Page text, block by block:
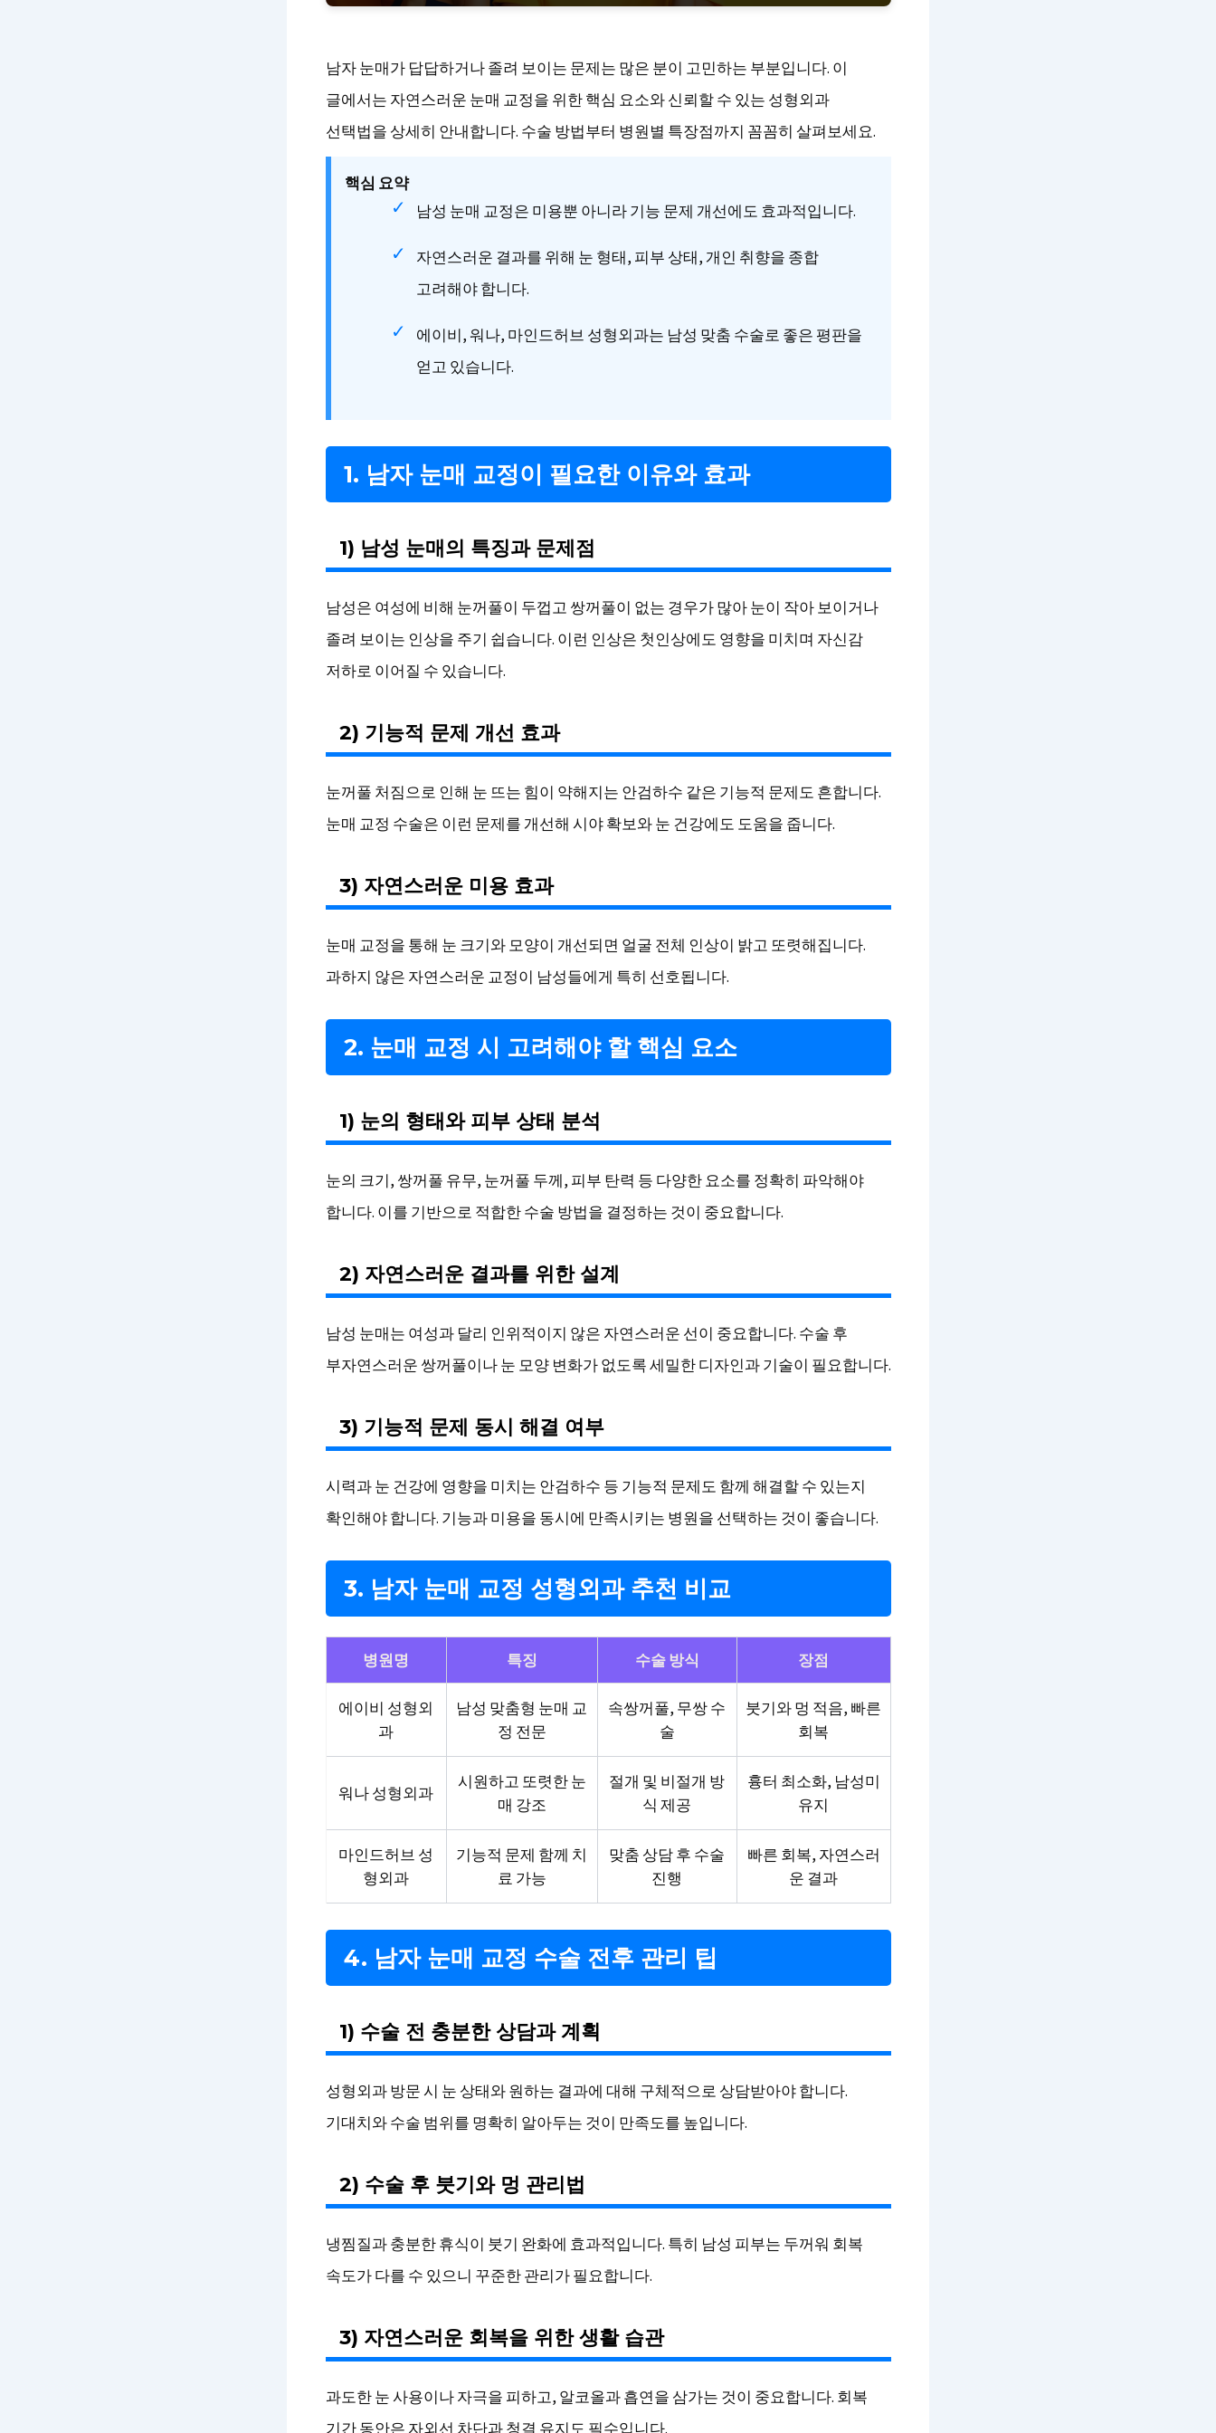
남자 눈매가 답답하거나 졸려 보이는 문제는 많은 분이 고민하는 부분입니다. 이
글에서는 자연스러운 눈매 교정을 위한 핵심 요소와 신뢰할 수 있는 성형외과
선택법을 상세히 안내합니다. 수술 방법부터 병원별 특장점까지 꼼꼼히 살펴보세요.
핵심 요약
남성 눈매 교정은 미용뿐 아니라 기능 문제 개선에도 효과적입니다.
자연스러운 결과를 위해 눈 형태, 피부 상태, 개인 취향을 종합
고려해야 합니다.
에이비, 워나, 마인드허브 성형외과는 남성 맞춤 수술로 좋은 평판을
얻고 있습니다.
1. 남자 눈매 교정이 필요한 이유와 효과
1) 남성 눈매의 특징과 문제점
남성은 여성에 비해 눈꺼풀이 두껍고 쌍꺼풀이 없는 경우가 많아 눈이 작아 보이거나
졸려 보이는 인상을 주기 쉽습니다. 이런 인상은 첫인상에도 영향을 미치며 자신감
저하로 이어질 수 있습니다.
2) 기능적 문제 개선 효과
눈꺼풀 처짐으로 인해 눈 뜨는 힘이 약해지는 안검하수 같은 기능적 문제도 흔합니다.
눈매 교정 수술은 이런 문제를 개선해 시야 확보와 눈 건강에도 도움을 줍니다.
3) 자연스러운 미용 효과
눈매 교정을 통해 눈 크기와 모양이 개선되면 얼굴 전체 인상이 밝고 또렷해집니다.
과하지 않은 자연스러운 교정이 남성들에게 특히 선호됩니다.
2. 눈매 교정 시 고려해야 할 핵심 요소
1) 눈의 형태와 피부 상태 분석
눈의 크기, 쌍꺼풀 유무, 눈꺼풀 두께, 피부 탄력 등 다양한 요소를 정확히 파악해야
합니다. 이를 기반으로 적합한 수술 방법을 결정하는 것이 중요합니다.
2) 자연스러운 결과를 위한 설계
남성 눈매는 여성과 달리 인위적이지 않은 자연스러운 선이 중요합니다. 수술 후
부자연스러운 쌍꺼풀이나 눈 모양 변화가 없도록 세밀한 디자인과 기술이 필요합니다.
3) 기능적 문제 동시 해결 여부
시력과 눈 건강에 영향을 미치는 안검하수 등 기능적 문제도 함께 해결할 수 있는지
확인해야 합니다. 기능과 미용을 동시에 만족시키는 병원을 선택하는 것이 좋습니다.
3. 남자 눈매 교정 성형외과 추천 비교
병원명 특징 수술 방식 장점
에이비 성형외
과
남성 맞춤형 눈매 교
정 전문
속쌍꺼풀, 무쌍 수
술
붓기와 멍 적음, 빠른
회복
워나 성형외과
시원하고 또렷한 눈
매 강조
절개 및 비절개 방
식 제공
흉터 최소화, 남성미
유지
마인드허브 성
형외과
기능적 문제 함께 치
료 가능
맞춤 상담 후 수술
진행
빠른 회복, 자연스러
운 결과
4. 남자 눈매 교정 수술 전후 관리 팁
1) 수술 전 충분한 상담과 계획
성형외과 방문 시 눈 상태와 원하는 결과에 대해 구체적으로 상담받아야 합니다.
기대치와 수술 범위를 명확히 알아두는 것이 만족도를 높입니다.
2) 수술 후 붓기와 멍 관리법
냉찜질과 충분한 휴식이 붓기 완화에 효과적입니다. 특히 남성 피부는 두꺼워 회복
속도가 다를 수 있으니 꾸준한 관리가 필요합니다.
3) 자연스러운 회복을 위한 생활 습관
과도한 눈 사용이나 자극을 피하고, 알코올과 흡연을 삼가는 것이 중요합니다. 회복
기간 동안은 자외선 차단과 청결 유지도 필수입니다.